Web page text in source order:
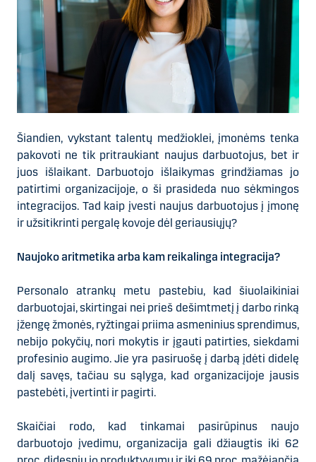
Šiandien, vykstant talentų medžioklei, įmonėms tenka
pakovoti ne tik pritraukiant naujus darbuotojus, bet ir
juos išlaikant. Darbuotojo išlaikymas grindžiamas jo
patirtimi organizacijoje, o ši prasideda nuo sėkmingos
integracijos. Tad kaip įvesti naujus darbuotojus į įmonę
ir užsitikrinti pergalę kovoje dėl geriausiųjų?
Naujoko aritmetika arba kam reikalinga integracija?
Personalo atrankų metu pastebiu, kad šiuolaikiniai
darbuotojai, skirtingai nei prieš dešimtmetį į darbo rinką
įžengę žmonės, ryžtingai priima asmeninius sprendimus,
nebijo pokyčių, nori mokytis ir įgauti patirties, siekdami
profesinio augimo. Jie yra pasiruošę į darbą įdėti didelę
dalį savęs, tačiau su sąlyga, kad organizacijoje jausis
pastebėti, įvertinti ir pagirti.
Skaičiai rodo, kad tinkamai pasirūpinus naujo
darbuotojo įvedimu, organizacija gali džiaugtis iki 62